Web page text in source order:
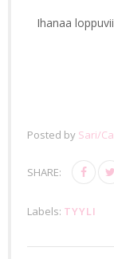
Ihanaa
Posted by Sari/
SHARE:
Labels: TYYLI